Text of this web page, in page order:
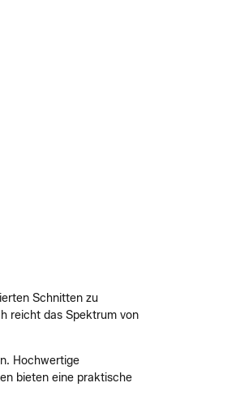
Schnitten zu
reicht das Spektrum von
Hochwertige
bieten eine praktische